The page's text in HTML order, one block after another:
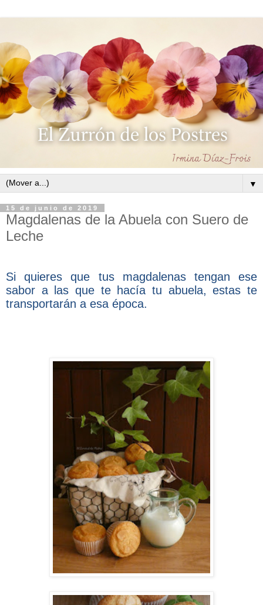
▼
15 de junio de 2019
Magdalenas de la Abuela con Suero de
Leche
Si quieres que tus magdalenas tengan ese
sabor a las que te hacía tu abuela, estas te
transportarán a esa época.